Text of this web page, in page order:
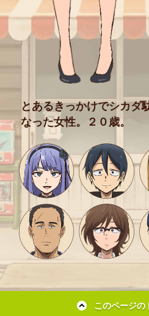
とあるきっかけでシカダ
なった女性。
２０歳。
このページの